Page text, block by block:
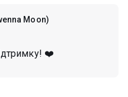
Moon)
❤️